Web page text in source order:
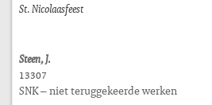
St. Nicolaasfeest
Steen, J.
13307
SNK – niet teruggekeerde werken